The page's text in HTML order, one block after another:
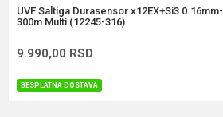
POŠALJI
UVF Saltiga Durasensor x12EX+Si3 0.16mm-
300m Multi (12245-316)
9.990,00 RSD
BESPLATNA DOSTAVA